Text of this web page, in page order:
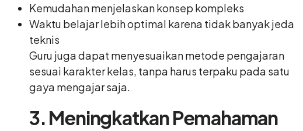
Kemudahan menjelaskan konsep kompleks
Waktu belajar lebih optimal karena tidak banyak jeda
teknis
Guru juga dapat menyesuaikan metode pengajaran
sesuai karakter kelas, tanpa harus terpaku pada satu
gaya mengajar saja.
3. Meningkatkan Pemahaman